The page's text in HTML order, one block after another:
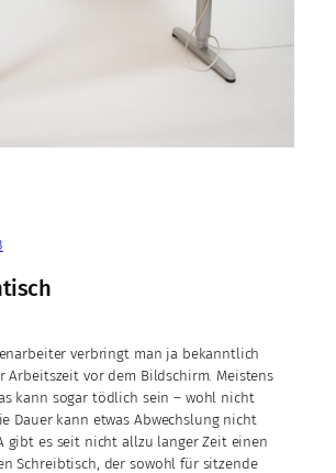
verbringt man ja bekanntlich
Arbeitszeit vor dem Bildschirm. Meistens
kann sogar tödlich sein – wohl nicht
Dauer kann etwas Abwechslung nicht
gibt es seit nicht allzu langer Zeit einen
Schreibtisch, der sowohl für sitzende